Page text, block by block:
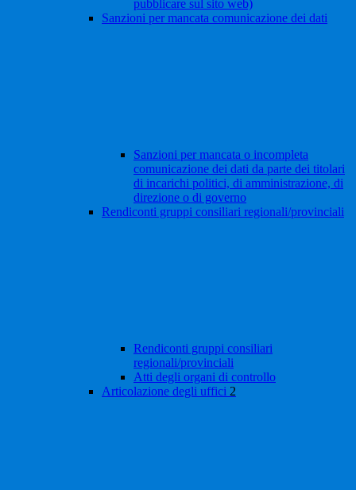
pubblicare sul sito web)
Sanzioni per mancata comunicazione dei dati
Sanzioni per mancata o incompleta
comunicazione dei dati da parte dei titolari
di incarichi politici, di amministrazione, di
direzione o di governo
Rendiconti gruppi consiliari regionali/provinciali
Rendiconti gruppi consiliari
regionali/provinciali
Atti degli organi di controllo
Articolazione degli uffici 2